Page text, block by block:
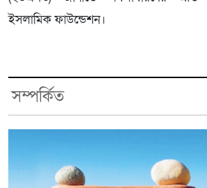
ইসলামিক ফাউন্ডেশন।
সম্পর্কিত